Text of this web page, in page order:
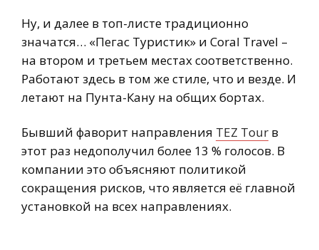
Ну, и далее в топ-листе традиционно
значатся… «Пегас Туристик» и Coral Travel –
на втором и третьем местах соответственно.
Работают здесь в том же стиле, что и везде. И
летают на Пунта-Кану на общих бортах.
Бывший фаворит направления TEZ Tour в
этот раз недополучил более 13 % голосов. В
компании это объясняют политикой
сокращения рисков, что является её главной
установкой на всех направлениях.